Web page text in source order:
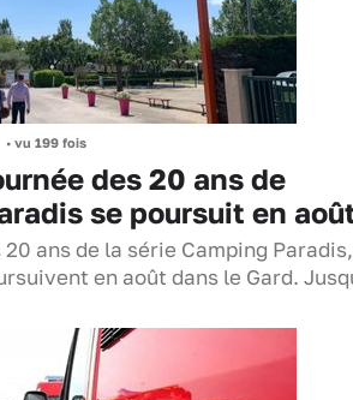
• vu 199 fois
des 20 ans de
se poursuit en
20 ans de la série Camping
en août dans le Gard.